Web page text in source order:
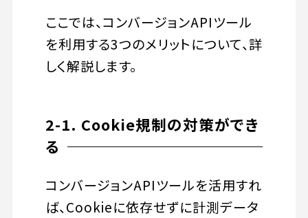
ここでは、コンバージョンAPIツール
を利用する3つのメリットについて、詳
しく解説します。
2-1. Cookie規制の対策ができ
る
コンバージョンAPIツールを活用すれ
ば、Cookieに依存せずに計測データ